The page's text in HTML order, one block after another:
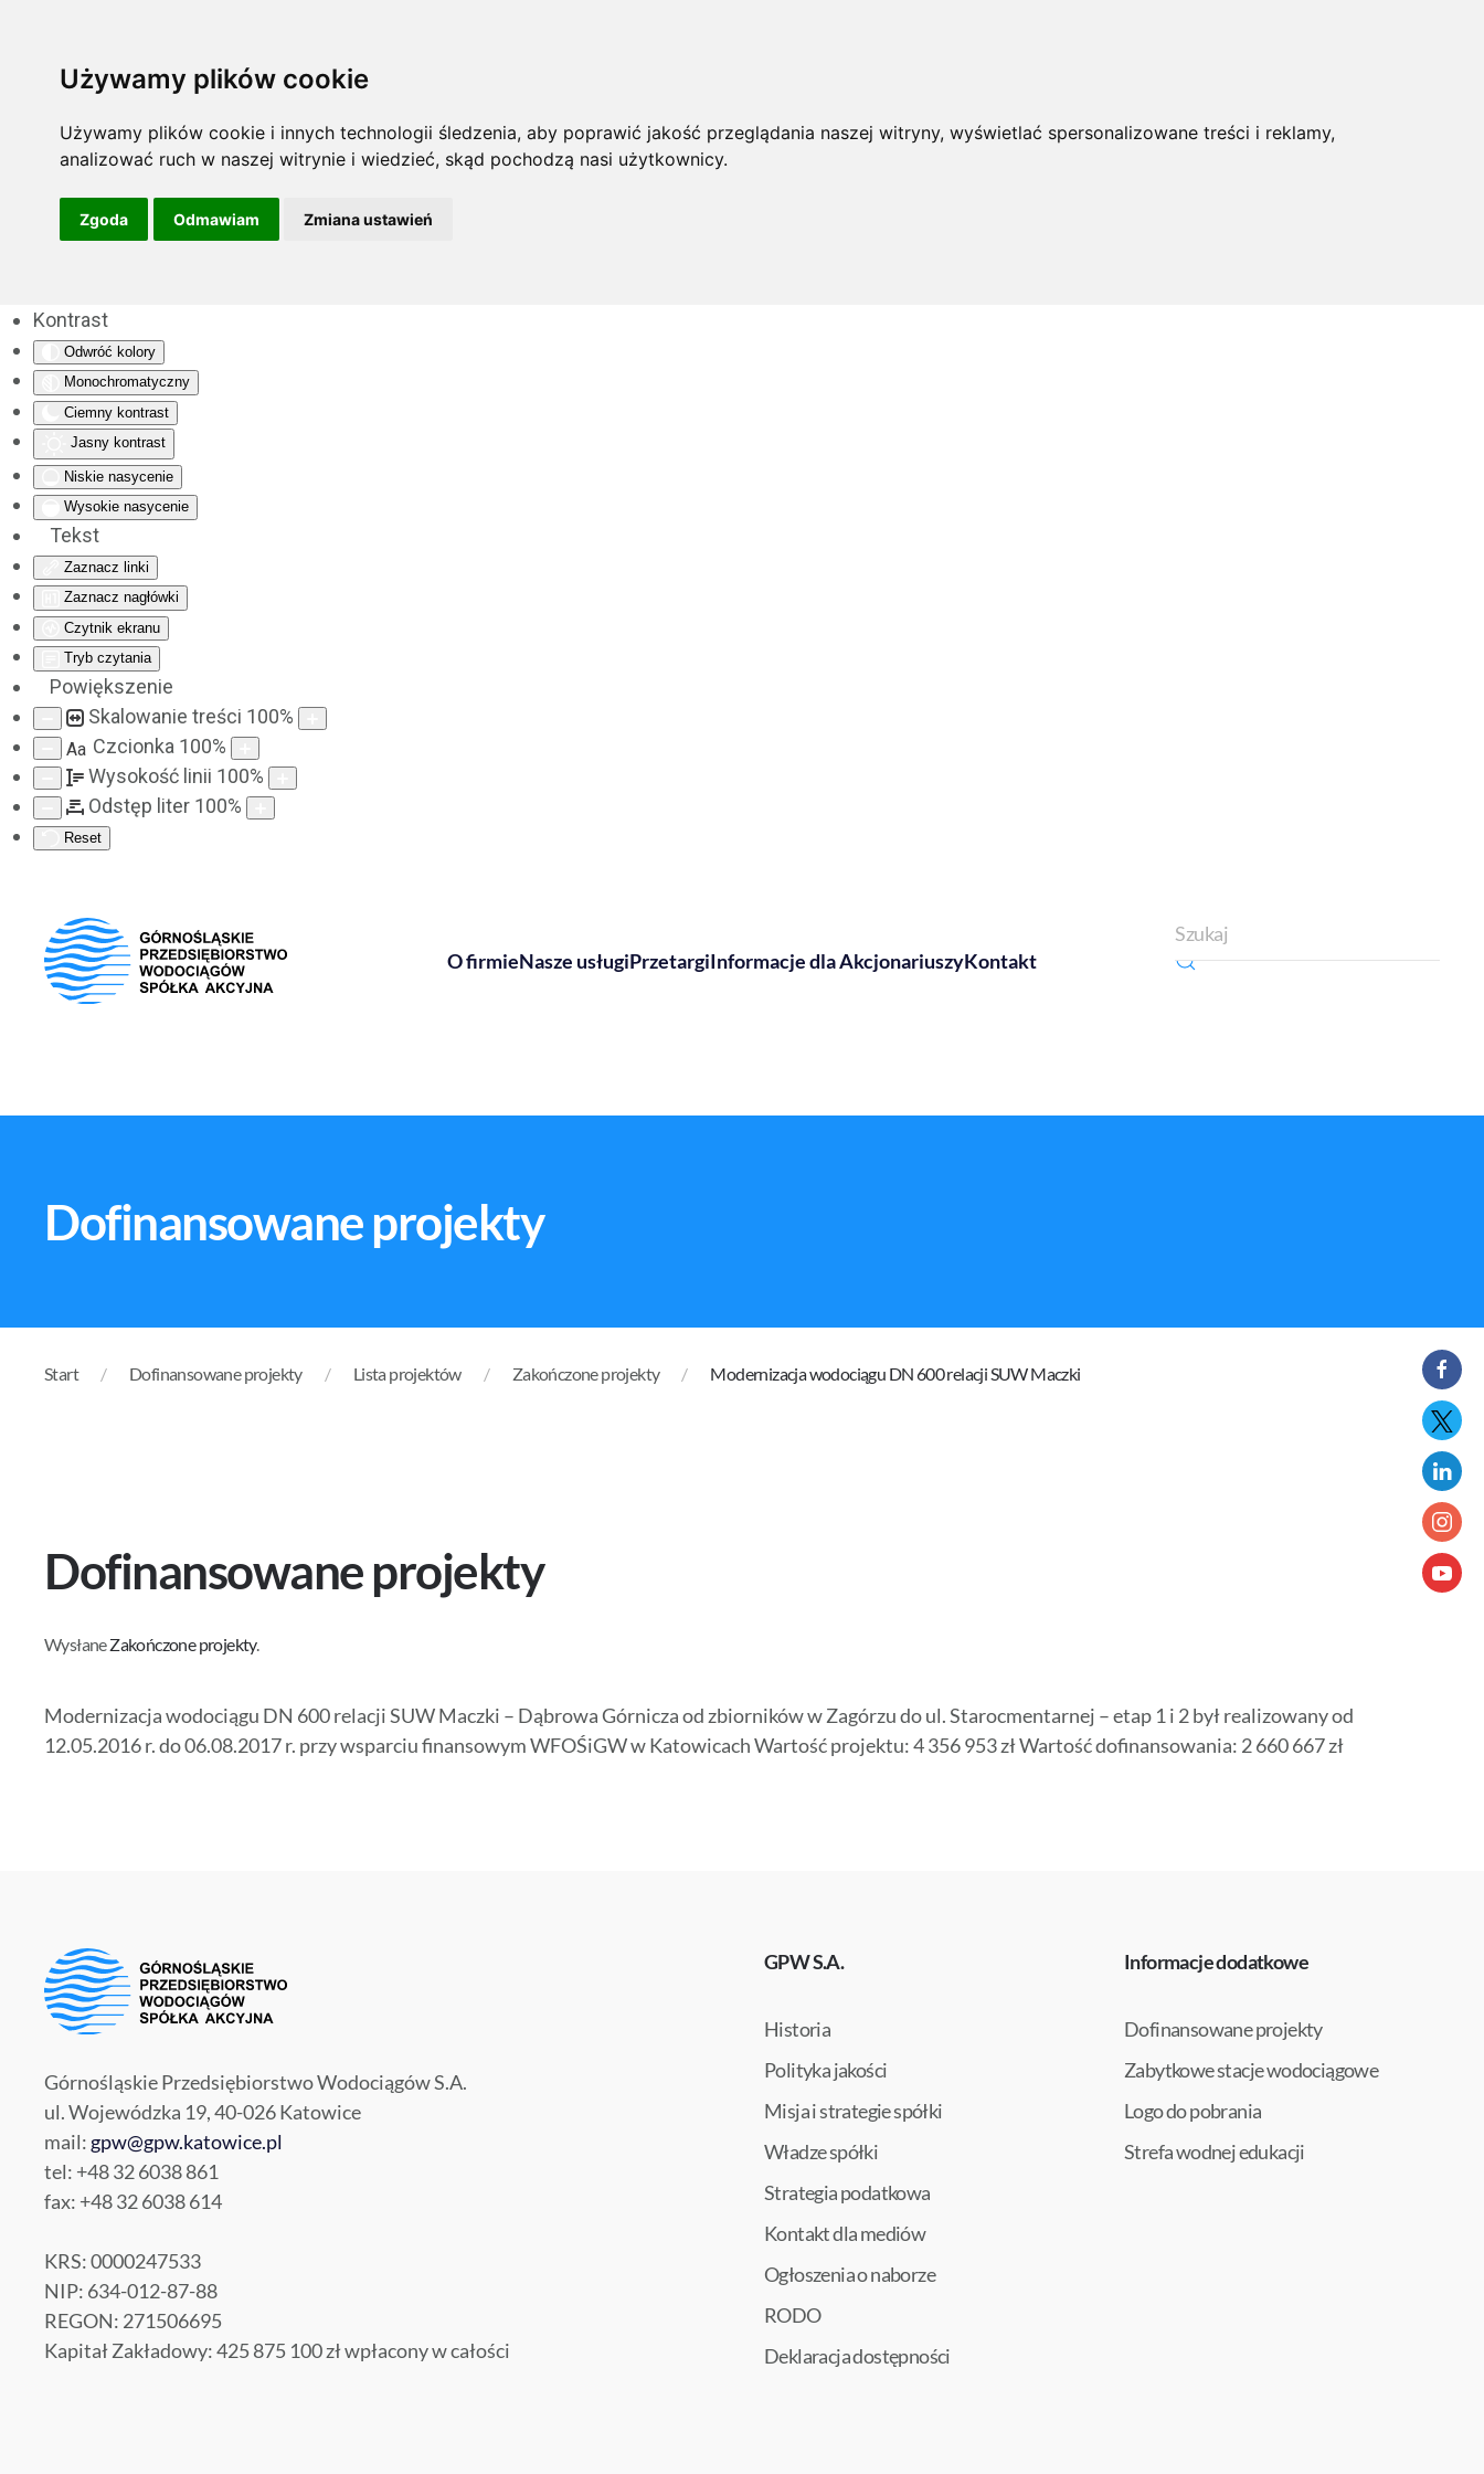
Używamy plików cookie
Używamy plików cookie i innych technologii śledzenia, aby poprawić jakość przeglądania naszej witryny, wyświetlać spersonalizowane treści i reklamy,
analizować ruch w naszej witrynie i wiedzieć, skąd pochodzą nasi użytkownicy.
Zgoda Odmawiam Zmiana ustawień
Kontrast
Odwróć kolory
Monochromatyczny
Ciemny kontrast
Jasny kontrast
Niskie nasycenie
Wysokie nasycenie
Tekst
Zaznacz linki
Zaznacz nagłówki
Czytnik ekranu
Tryb czytania
Powiększenie
Skalowanie treści 100%
Aa Czcionka 100%
Wysokość linii 100%
Odstęp liter 100%
Reset
O firmieNasze usługiPrzetargiInformacje dla AkcjonariuszyKontakt
Dofinansowane projekty
Start Dofinansowane projekty Lista projektów Zakończone projekty Modernizacja wodociągu DN 600 relacji SUW Maczki
Dofinansowane projekty
WysłaneZakończone projekty.
Modernizacja wodociągu DN 600 relacji SUW Maczki – Dąbrowa Górnicza od zbiorników w Zagórzu do ul. Starocmentarnej – etap 1 i 2 był realizowany od
12.05.2016 r. do 06.08.2017 r. przy wsparciu finansowym WFOŚiGW w Katowicach Wartość projektu: 4 356 953 zł Wartość dofinansowania: 2 660 667 zł
Górnośląskie Przedsiębiorstwo Wodociągów S.A.
ul. Wojewódzka 19, 40-026 Katowice
mail: gpw@gpw.katowice.pl
tel: +48 32 6038 861
fax: +48 32 6038 614
KRS: 0000247533
NIP: 634-012-87-88
REGON: 271506695
Kapitał Zakładowy: 425 875 100 zł wpłacony w całości
GPW S.A.
Historia
Polityka jakości
Misja i strategie spółki
Władze spółki
Strategia podatkowa
Kontakt dla mediów
Ogłoszenia o naborze
RODO
Deklaracja dostępności
Informacje dodatkowe
Dofinansowane projekty
Zabytkowe stacje wodociągowe
Logo do pobrania
Strefa wodnej edukacji